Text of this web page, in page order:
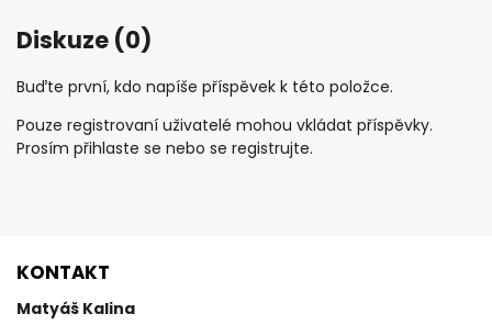
Diskuze (0)
Buďte první, kdo napíše příspěvek k této položce.
Pouze registrovaní uživatelé mohou vkládat příspěvky.
Prosím přihlaste se nebo se registrujte.
KONTAKT
Matyáš Kalina